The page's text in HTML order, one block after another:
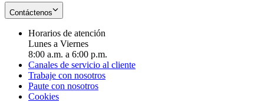
Contáctenos
Horarios de atención
Lunes a Viernes
8:00 a.m. a 6:00 p.m.
Canales de servicio al cliente
Trabaje con nosotros
Paute con nosotros
Cookies